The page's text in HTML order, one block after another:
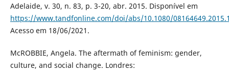
Adelaide, v. 30, n. 83, p. 3-20, abr. 2015. Disponível em
https://www.tandfonline.com/doi/abs/10.1080/
Acesso em 18/06/2021.
McROBBIE, Angela. The aftermath of feminism: gender,
culture, and social change. Londres: